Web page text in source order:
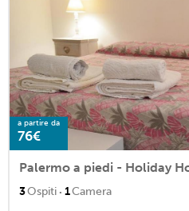
a partire da
76€
Palermo a piedi - Holiday
3Ospiti · 1Camera